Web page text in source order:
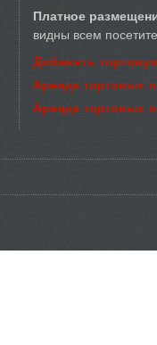
Платное
видны всем
Добавить
Аренда торговых
Аренда торговых